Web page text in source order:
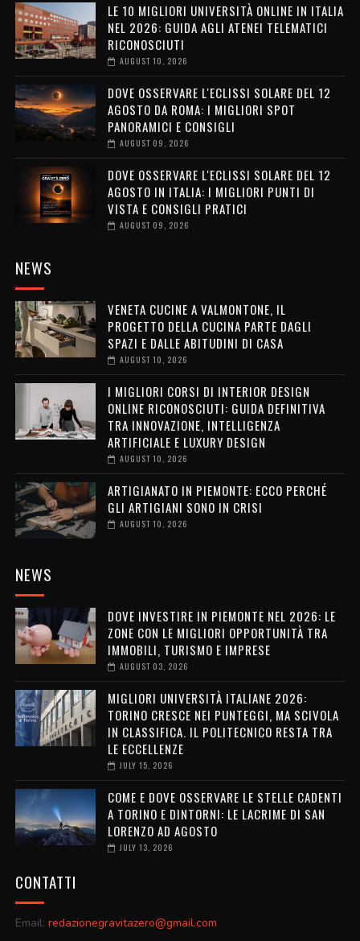
LE 10 MIGLIORI UNIVERSITÀ ONLINE IN ITALIA
NEL 2026: GUIDA AGLI ATENEI TELEMATICI
RICONOSCIUTI
AUGUST 10, 2026
DOVE OSSERVARE L'ECLISSI SOLARE DEL 12
AGOSTO DA ROMA: I MIGLIORI SPOT
PANORAMICI E CONSIGLI
AUGUST 09, 2026
DOVE OSSERVARE L'ECLISSI SOLARE DEL 12
AGOSTO IN ITALIA: I MIGLIORI PUNTI DI
VISTA E CONSIGLI PRATICI
AUGUST 09, 2026
NEWS
VENETA CUCINE A VALMONTONE, IL
PROGETTO DELLA CUCINA PARTE DAGLI
SPAZI E DALLE ABITUDINI DI CASA
AUGUST 10, 2026
I MIGLIORI CORSI DI INTERIOR DESIGN
ONLINE RICONOSCIUTI: GUIDA DEFINITIVA
TRA INNOVAZIONE, INTELLIGENZA
ARTIFICIALE E LUXURY DESIGN
AUGUST 10, 2026
ARTIGIANATO IN PIEMONTE: ECCO PERCHÉ
GLI ARTIGIANI SONO IN CRISI
AUGUST 10, 2026
NEWS
DOVE INVESTIRE IN PIEMONTE NEL 2026: LE
ZONE CON LE MIGLIORI OPPORTUNITÀ TRA
IMMOBILI, TURISMO E IMPRESE
AUGUST 03, 2026
MIGLIORI UNIVERSITÀ ITALIANE 2026:
TORINO CRESCE NEI PUNTEGGI, MA SCIVOLA
IN CLASSIFICA. IL POLITECNICO RESTA TRA
LE ECCELLENZE
JULY 15, 2026
COME E DOVE OSSERVARE LE STELLE CADENTI
A TORINO E DINTORNI: LE LACRIME DI SAN
LORENZO AD AGOSTO
JULY 13, 2026
CONTATTI
Email: redazionegravitazero@gmail.com